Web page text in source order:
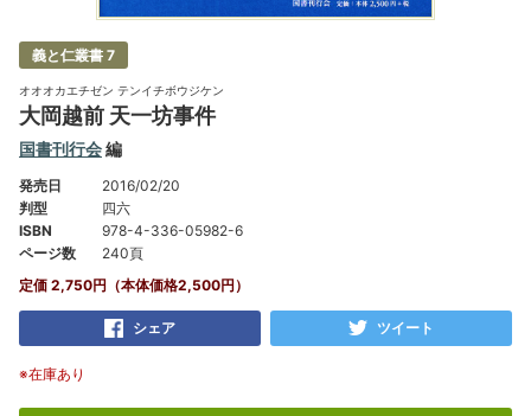
義と仁叢書 7
オオオカエチゼン テンイチボウジケン
大岡越前 天一坊事件
国書刊行会編
発売日
2016/02/20
判型
四六
ISBN
978-4-336-05982-6
ページ数
240頁
定価 2,750円（本体価格2,500円）
シェア ツイート
※在庫あり